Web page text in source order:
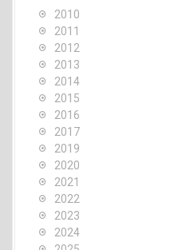
2010
2011
2012
2013
2014
2015
2016
2017
2019
2020
2021
2022
2023
2024